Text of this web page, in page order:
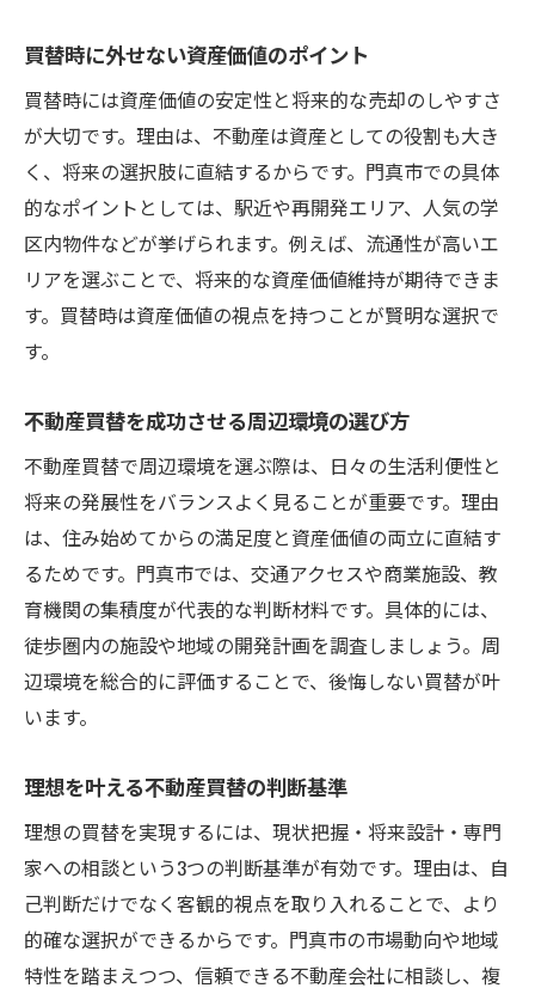
買替時に外せない資産価値のポイント
買替時には資産価値の安定性と将来的な売却のしやすさ
が大切です。理由は、不動産は資産としての役割も大き
く、将来の選択肢に直結するからです。門真市での具体
的なポイントとしては、駅近や再開発エリア、人気の学
区内物件などが挙げられます。例えば、流通性が高いエ
リアを選ぶことで、将来的な資産価値維持が期待できま
す。買替時は資産価値の視点を持つことが賢明な選択で
す。
不動産買替を成功させる周辺環境の選び方
不動産買替で周辺環境を選ぶ際は、日々の生活利便性と
将来の発展性をバランスよく見ることが重要です。理由
は、住み始めてからの満足度と資産価値の両立に直結す
るためです。門真市では、交通アクセスや商業施設、教
育機関の集積度が代表的な判断材料です。具体的には、
徒歩圏内の施設や地域の開発計画を調査しましょう。周
辺環境を総合的に評価することで、後悔しない買替が叶
います。
理想を叶える不動産買替の判断基準
理想の買替を実現するには、現状把握・将来設計・専門
家への相談という3つの判断基準が有効です。理由は、自
己判断だけでなく客観的視点を取り入れることで、より
的確な選択ができるからです。門真市の市場動向や地域
特性を踏まえつつ、信頼できる不動産会社に相談し、複